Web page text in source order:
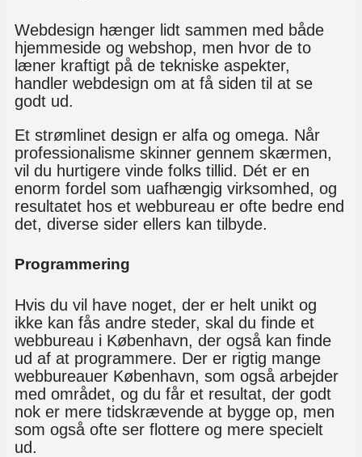
Webdesign hænger lidt sammen med både
hjemmeside og webshop, men hvor de to
læner kraftigt på de tekniske aspekter,
handler webdesign om at få siden til at se
godt ud.
Et strømlinet design er alfa og omega. Når
professionalisme skinner gennem skærmen,
vil du hurtigere vinde folks tillid. Dét er en
enorm fordel som uafhængig virksomhed, og
resultatet hos et webbureau er ofte bedre end
det, diverse sider ellers kan tilbyde.
Programmering
Hvis du vil have noget, der er helt unikt og
ikke kan fås andre steder, skal du finde et
webbureau i København, der også kan finde
ud af at programmere. Der er rigtig mange
webbureauer København, som også arbejder
med området, og du får et resultat, der godt
nok er mere tidskrævende at bygge op, men
som også ofte ser flottere og mere specielt
ud.